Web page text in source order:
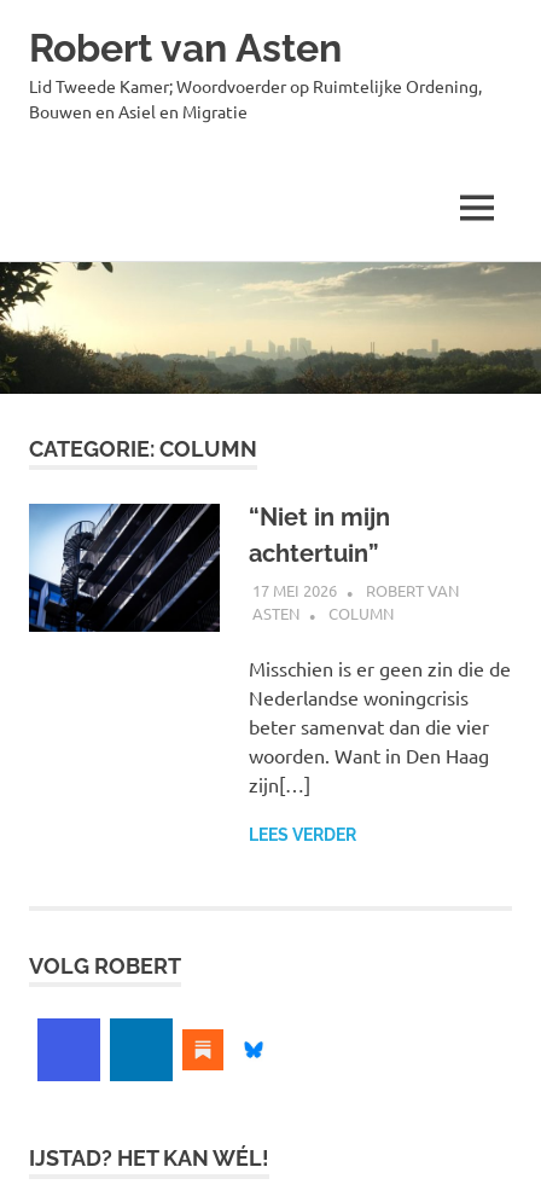
Ga
naar
de
inhoud
Robert van Asten
Lid Tweede Kamer; Woordvoerder op Ruimtelijke Ordening,
Bouwen en Asiel en Migratie
MENU
CATEGORIE:COLUMN
“Niet in mijn
achtertuin”
17 MEI 2026
ROBERT VAN
ASTEN
COLUMN
Misschien is er geen zin die de
Nederlandse woningcrisis
beter samenvat dan die vier
woorden. Want in Den Haag
zijn[…]
LEES VERDER
VOLG ROBERT
IJSTAD? HET KAN WÉL!